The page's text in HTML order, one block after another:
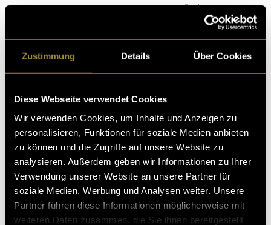
Zustimmung Details Über Cookies
Diese Webseite verwendet Cookies
Wir verwenden Cookies, um Inhalte und Anzeigen zu
personalisieren, Funktionen für soziale Medien anbieten
zu können und die Zugriffe auf unsere Website zu
analysieren. Außerdem geben wir Informationen zu Ihrer
Verwendung unserer Website an unsere Partner für
soziale Medien, Werbung und Analysen weiter. Unsere
Partner führen diese Informationen möglicherweise mit
weiteren Daten zusammen, die Sie ihnen bereitgestellt
Kritik
Ähnliche Artikel